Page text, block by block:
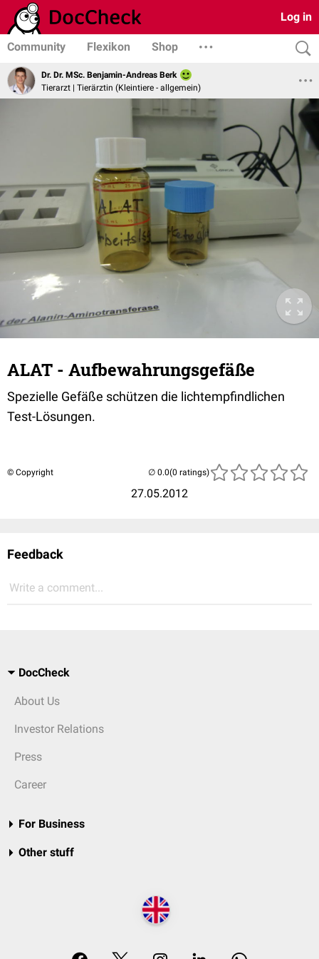
Log in
Community Flexikon Shop
Dr. Dr. MSc. Benjamin-Andreas Berk
Tierarzt | Tierärztin (Kleintiere - allgemein)
ALAT - Aufbewahrungsgefäße
Spezielle Gefäße schützen die lichtempfindlichen
Test-Lösungen.
© Copyright
27.05.2012
(0 ratings)
Feedback
Write a comment...
DocCheck
About Us
Investor Relations
Press
Career
For Business
Other stuff